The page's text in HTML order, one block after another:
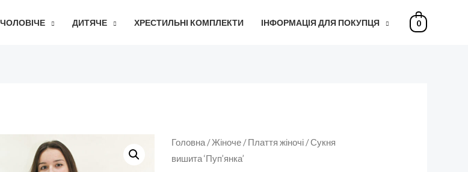
ЧОЛОВІЧЕ ДИТЯЧЕ ХРЕСТИЛЬНІ КОМПЛЕКТИ ІНФОРМАЦІЯ ДЛЯ ПОКУПЦЯ 0
Головна/Жіноче/Плаття жіночі/ Сукня
вишита ‘Пуп’янка’